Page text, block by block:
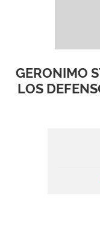
GERONIMO
LOS